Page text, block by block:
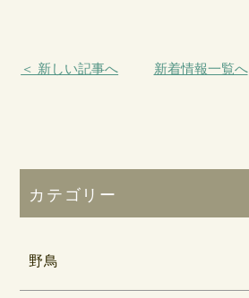
＜ 新しい記事へ 新着情報一覧へ
カテゴリー
野鳥